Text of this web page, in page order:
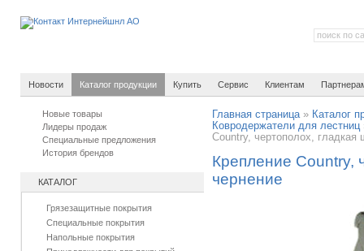
Новости Каталог продукции Купить Сервис Клиентам
Новые товары
Лидеры продаж
Специальные предложения
История брендов
КАТАЛОГ
Грязезащитные покрытия
Специальные покрытия
Напольные покрытия
Главная страница» Каталог
Ковродержатели для лестниц
Country, чертополох, гладкая
Крепление Country,
чернение